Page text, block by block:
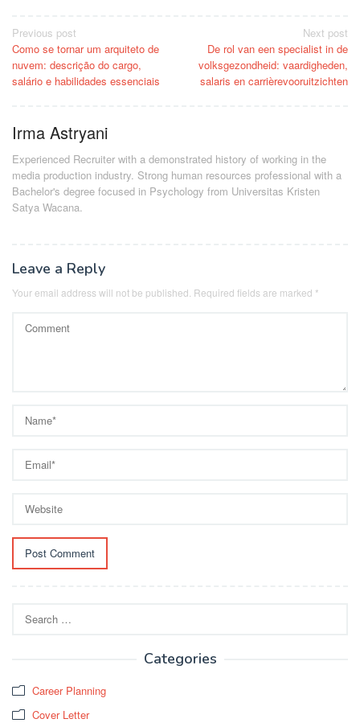
Post
navigation
Previous post
Como se tornar um arquiteto de
nuvem: descrição do cargo,
salário e habilidades essenciais
Next post
De rol van een specialist in de
volksgezondheid: vaardigheden,
salaris en carrièrevooruitzichten
Irma Astryani
Experienced Recruiter with a demonstrated history of working in the
media production industry. Strong human resources professional with a
Bachelor's degree focused in Psychology from Universitas Kristen
Satya Wacana.
Leave a Reply
Your email address will not be published. Required fields are marked *
for:
Categories
Career Planning
Cover Letter